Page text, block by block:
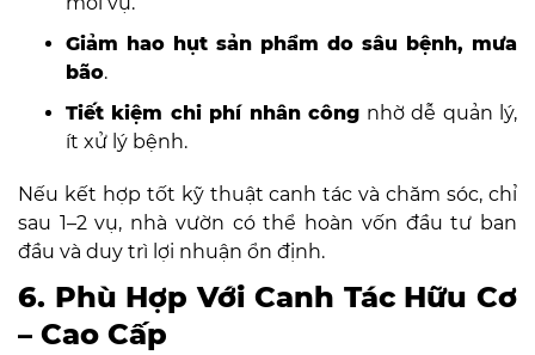
Giảm hao hụt sản phẩm do sâu bệnh, mưa
bão.
Tiết kiệm chi phí nhân công nhờ dễ quản lý,
ít xử lý bệnh.
Nếu kết hợp tốt kỹ thuật canh tác và chăm sóc, chỉ
sau 1–2 vụ, nhà vườn có thể hoàn vốn đầu tư ban
đầu và duy trì lợi nhuận ổn định.
6. Phù Hợp Với Canh Tác Hữu Cơ
– Cao Cấp